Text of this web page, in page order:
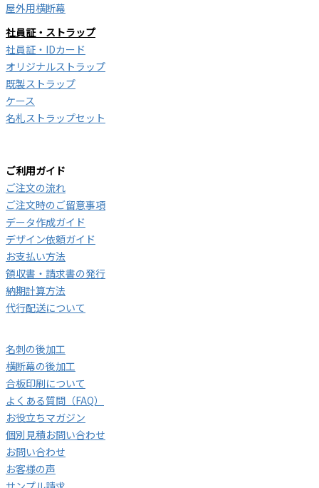
屋外用横断幕
社員証・ストラップ
社員証・IDカード
オリジナルストラップ
既製ストラップ
ケース
名札ストラップセット
ご利用ガイド
ご注文の流れ
ご注文時のご留意事項
データ作成ガイド
デザイン依頼ガイド
お支払い方法
領収書・請求書の発行
納期計算方法
代行配送について
名刺の後加工
横断幕の後加工
合板印刷について
よくある質問（FAQ）
お役立ちマガジン
個別見積お問い合わせ
お問い合わせ
お客様の声